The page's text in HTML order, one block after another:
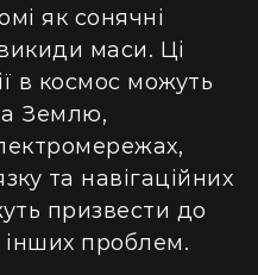
як сонячні
маси. Ці
в космос можуть
Землю,
та навігаційних
призвести до
інших проблем.